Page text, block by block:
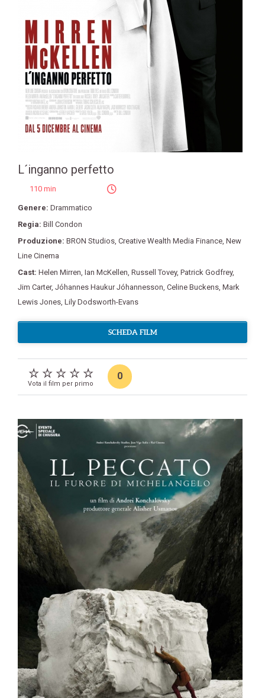
L´inganno perfetto
110 min
Genere: Drammatico
Regia: Bill Condon
Produzione: BRON Studios Creative Wealth Media Finance New
Line Cinema
Cast: Helen Mirren Ian McKellen Russell Tovey, Patrick Godfrey,
Jim Carter, Jóhannes Haukur Jóhannesson Celine Buckens Mark
Lewis Jones Lily Dodsworth-Evans
SCHEDA FILM
Vota il film per primo
0